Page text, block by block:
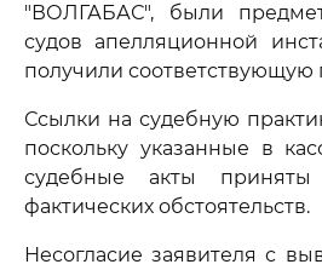
"ВОЛГАБАС", были
судов апелляционной
получили соответствующую
Ссылки на судебную
поскольку указанные в
судебные акты
фактических обстоятельств.
Несогласие заявителя с